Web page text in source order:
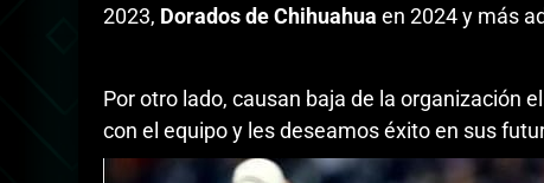
2023, Dorados de Chihuahua en 2024 y más
Por otro lado, causan baja de la organización
con el equipo y les deseamos éxito en sus